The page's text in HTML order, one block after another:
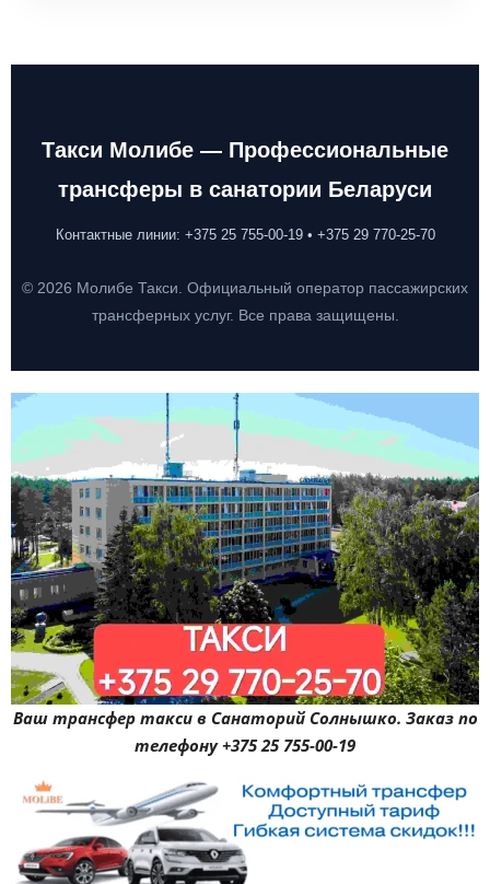
Такси Молибе — Профессиональные
трансферы в санатории Беларуси
Контактные линии: +375 25 755-00-19 • +375 29 770-25-70
© 2026 Молибе Такси. Официальный оператор пассажирских
трансферных услуг. Все права защищены.
Ваш трансфер такси в Санаторий Солнышко. Заказ по
телефону +375 25 755-00-19